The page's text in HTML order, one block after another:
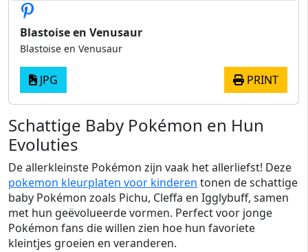
Blastoise en Venusaur
Blastoise en Venusaur
JPG PRINT
Schattige Baby Pokémon en Hun
Evoluties
De allerkleinste Pokémon zijn vaak het allerliefst! Deze
pokemon kleurplaten voor kinderen tonen de schattige
baby Pokémon zoals Pichu, Cleffa en Igglybuff, samen
met hun geëvolueerde vormen. Perfect voor jonge
Pokémon fans die willen zien hoe hun favoriete
kleintjes groeien en veranderen.